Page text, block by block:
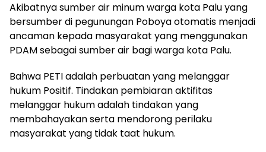
Akibatnya sumber air minum warga kota Palu yang
bersumber di pegunungan Poboya otomatis menjadi
ancaman kepada masyarakat yang menggunakan
PDAM sebagai sumber air bagi warga kota Palu.
Bahwa PETI adalah perbuatan yang melanggar
hukum Positif. Tindakan pembiaran aktifitas
melanggar hukum adalah tindakan yang
membahayakan serta mendorong perilaku
masyarakat yang tidak taat hukum.